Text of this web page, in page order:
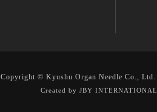
Copyright © Kyushu Organ Needle Co., Ltd.
Created by JBY